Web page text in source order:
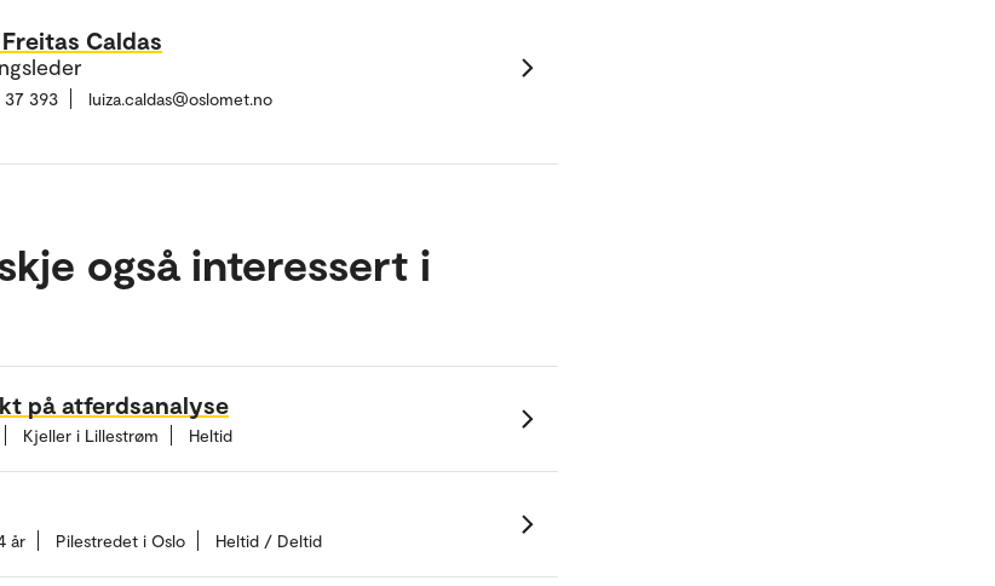
Caldas
37 393 luiza.caldas@oslomet.no
også interessert i
på atferdsanalyse
Kjeller i Lillestrøm Heltid
år Pilestredet i Oslo Heltid / Deltid